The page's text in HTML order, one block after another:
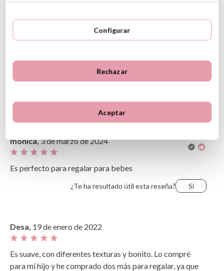
sobre Seguridad General de Productos (GPSR).
Productos Infantiles Tutete S.L.
dpd@tutete.com
5 5
3
4
3
0
Opiniones de clientes
Ordenar
Lo más útil
Valoraciones más altas
monica,3 de marzo de 2024
Es perfecto para regalar para bebes
¿Te ha resultado útil esta reseña? Si
Desa, 19 de enero de 2022
Es suave, con diferentes texturas y bonito. Lo compré
para mi hijo y he comprado dos más para regalar, ya que
Configurar
Rechazar
Aceptar